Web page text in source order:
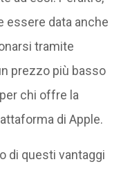
essere data anche
tramite
prezzo più basso
chi offre la
di Apple.
di questi vantaggi